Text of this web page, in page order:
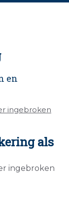
en
als
ingebroken